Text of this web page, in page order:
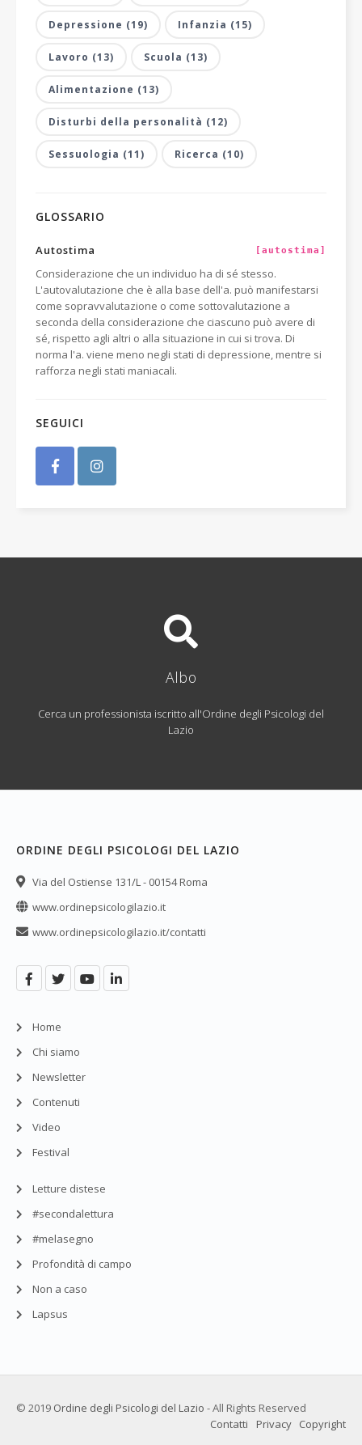
Depressione (19) Infanzia (15)
Lavoro (13) Scuola (13)
Alimentazione (13)
Disturbi della personalità (12)
Sessuologia (11) Ricerca (10)
GLOSSARIO
Autostima [autostima]
Considerazione che un individuo ha di sé stesso.
L'autovalutazione che è alla base dell'a. può manifestarsi
come sopravvalutazione o come sottovalutazione a
seconda della considerazione che ciascuno può avere di
sé, rispetto agli altri o alla situazione in cui si trova. Di
norma l'a. viene meno negli stati di depressione, mentre si
rafforza negli stati maniacali.
SEGUICI
Albo
Cerca un professionista iscritto all'Ordine degli Psicologi del
Lazio
ORDINE DEGLI PSICOLOGI DEL LAZIO
Via del Ostiense 131/L - 00154 Roma
www.ordinepsicologilazio.it
www.ordinepsicologilazio.it/contatti
Home
Chi siamo
Newsletter
Contenuti
Video
Festival
Letture distese
#secondalettura
#melasegno
Profondità di campo
Non a caso
Lapsus
© 2019 Ordine degli Psicologi del Lazio - All Rights Reserved
Contatti
Privacy Copyright